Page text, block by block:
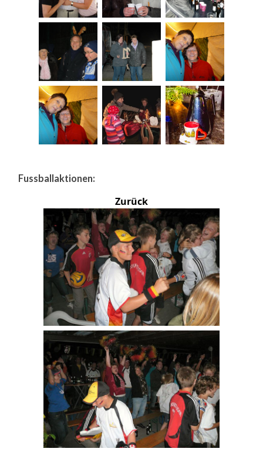
Fussballaktionen:
Zurück